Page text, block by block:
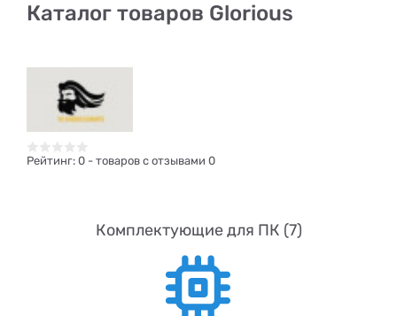
Каталог товаров Glorious
Рейтинг: 0 - товаров с отзывами 0
Комплектующие для ПК (7)